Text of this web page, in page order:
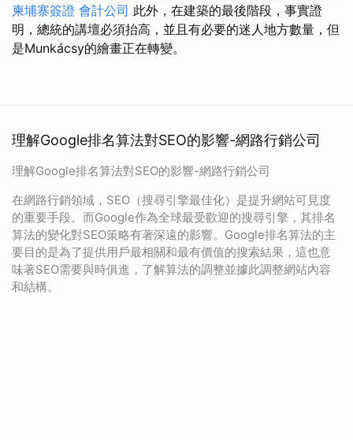
柬埔寨簽證 會計公司 此外，在建築的最後階段，事實證
明，總統的講壇必須抬高，並且有必要的迷人地方數量，但
是Munkácsy的繪畫正在轉變。
理解Google排名算法對SEO的影響-網路行銷公司
理解Google排名算法對SEO的影響-網路行銷公司
在網路行銷領域，SEO（搜尋引擎最佳化）是提升網站可見度
的重要手段。而Google作為全球最受歡迎的搜尋引擎，其排名
算法的變化對SEO策略有著深遠的影響。Google排名算法的主
要目的是為了提供用戶最相關和最有價值的搜索結果，這也意
味著SEO需要與時俱進，了解算法的調整並據此調整網站內容
和結構。